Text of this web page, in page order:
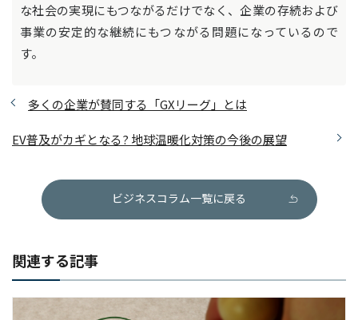
な社会の実現にもつながるだけでなく、企業の存続および
事業の安定的な継続にもつながる問題になっているので
す。
多くの企業が賛同する「GXリーグ」とは
EV普及がカギとなる? 地球温暖化対策の今後の展望
ビジネスコラム一覧に戻る
関連する記事